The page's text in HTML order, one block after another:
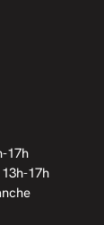
17h
17h